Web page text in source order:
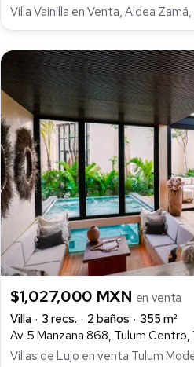
Villa Vainilla en Venta, Aldea
$1,027,000 MXN en venta
Villa
3 recs. 2 baños
355 m²
Av. 5 Manzana 868, Tulum Centro,
Villas de Lujo en venta Tulum